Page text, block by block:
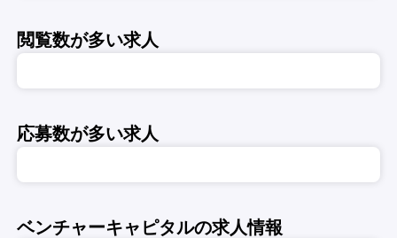
閲覧数が多い求人
応募数が多い求人
ベンチャーキャピタルの求人情報